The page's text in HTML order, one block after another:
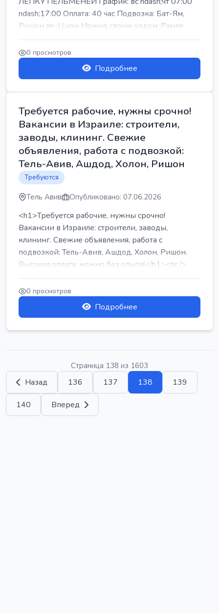
ndash;17:00 Оплата: 40 час Подвозка: Бат-Ям,
Ришон ле-Цион Можно своим ходом: Рамле...
0 просмотров
Подробнее
Требуется рабочие, нужны срочно!
Вакансии в Израиле: строители,
заводы, клининг. Свежие
объявления, работа с подвозкой:
Тель-Авив, Ашдод, Холон, Ришон
Требуются
Тель Авив Опубликовано: 07.06.2026
<h1>Требуется рабочие, нужны срочно!
Вакансии в Израиле: строители, заводы,
клининг. Свежие объявления, работа с
подвозкой: Тель-Авив, Ашдод, Холон, Ришон.
Высокая оплата, можно без опыта!</h1><br />
...
0 просмотров
Подробнее
Страница 138 из 1603
Назад 136 137 138 139
140 Вперед